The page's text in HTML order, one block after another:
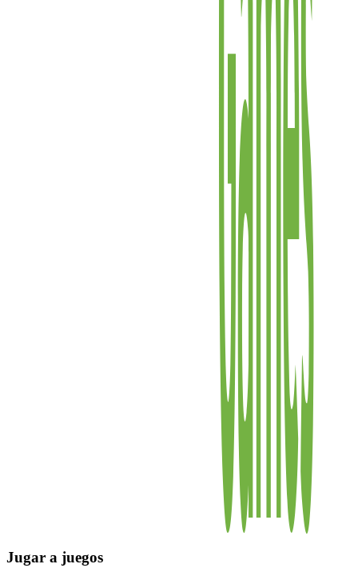
Jugar a juegos